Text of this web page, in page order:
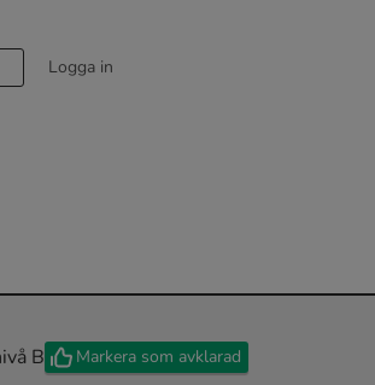
Logga in
B Markera som avklarad